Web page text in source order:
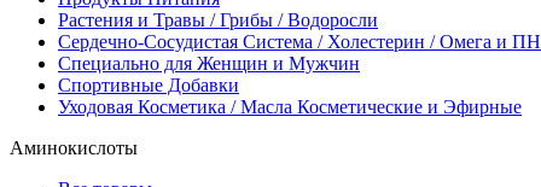
Растения и Травы / Грибы / Водоросли
Сердечно-Сосудистая Система / Холестерин / Омега и
Специально для Женщин и Мужчин
Спортивные Добавки
Уходовая Косметика / Масла Косметические и Эфирные
Аминокислоты